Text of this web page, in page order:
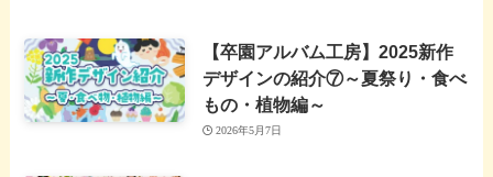
【卒園アルバム工房】2025新作
デザインの紹介⑦～夏祭り・食べ
もの・植物編～
2026年5月7日